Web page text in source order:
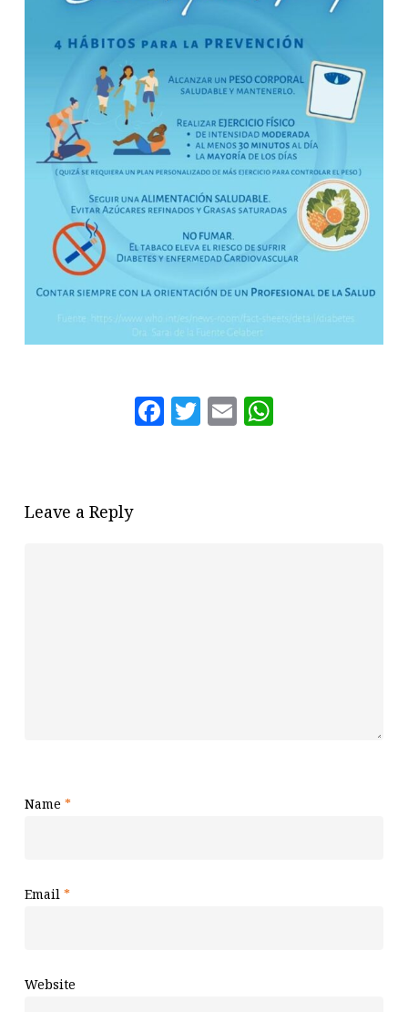
Facebook
Twitter
Email
Leave a Reply
Name *
Email *
Website